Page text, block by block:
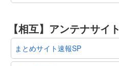
【相互】アンテナサイト
まとめサイト速報SP